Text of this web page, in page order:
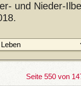
und Nieder-
Seite 550 von